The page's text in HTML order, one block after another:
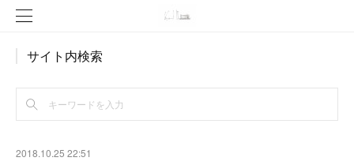
サイト内検索
2018.10.25 22:51